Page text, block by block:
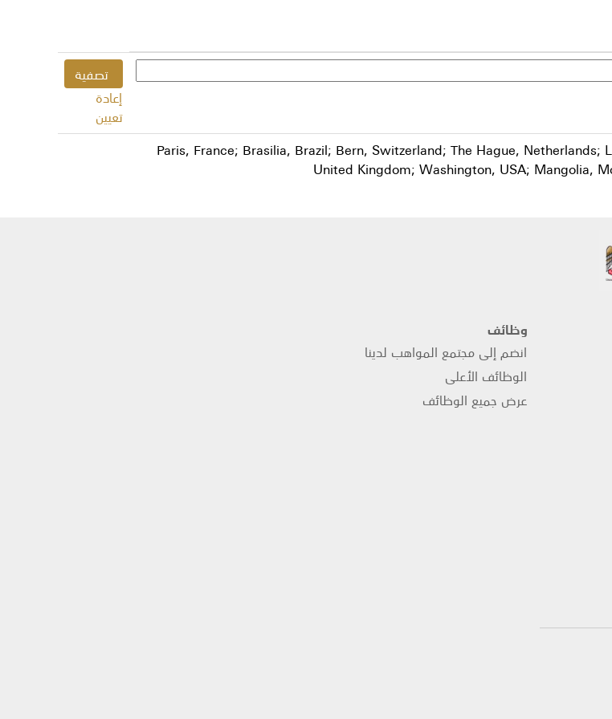
إعادة
تعيين
Paris, France; Brasilia, Brazil; Bern, Switzerland; The Hague, Netherlands;
United Kingdom; Washington, USA; Mangolia,
وظائف
انضم إلى مجتمع المواهب لدينا
الوظائف الأعلى
عرض جميع الوظائف